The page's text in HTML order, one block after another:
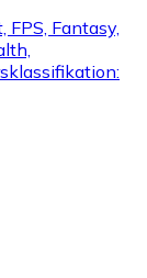
FPS, Fantasy,